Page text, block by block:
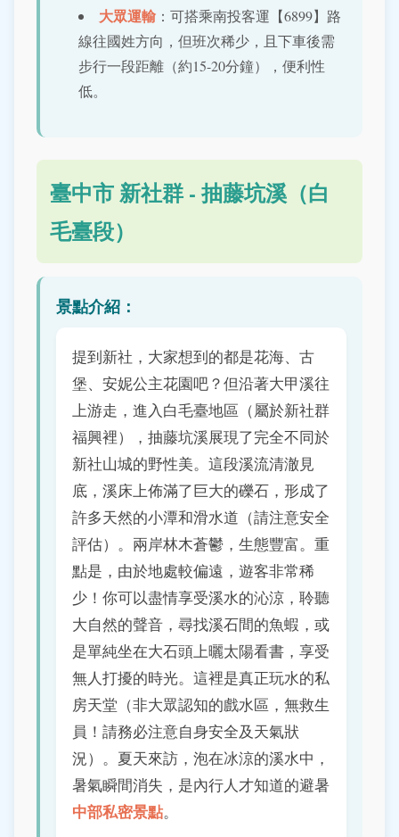
大眾運輸 ：可搭乘南投客運【6899】路
線往國姓方向，但班次稀少，且下車後需
步行一段距離（約15-20分鐘），便利性
低。
臺中市 新社群 - 抽藤坑溪（白
毛臺段）
景點介紹：
提到新社，大家想到的都是花海、古
堡、安妮公主花園吧？但沿著大甲溪往
上游走，進入白毛臺地區（屬於新社群
福興裡），抽藤坑溪展現了完全不同於
新社山城的野性美。這段溪流清澈見
底，溪床上佈滿了巨大的礫石，形成了
許多天然的小潭和滑水道（請注意安全
評估）。兩岸林木蒼鬱，生態豐富。重
點是，由於地處較偏遠，遊客非常稀
少！你可以盡情享受溪水的沁涼，聆聽
大自然的聲音，尋找溪石間的魚蝦，或
是單純坐在大石頭上曬太陽看書，享受
無人打擾的時光。這裡是真正玩水的私
房天堂（非大眾認知的戲水區，無救生
員！請務必注意自身安全及天氣狀
況）。夏天來訪，泡在冰涼的溪水中，
暑氣瞬間消失，是內行人才知道的避暑
中部私密景點。